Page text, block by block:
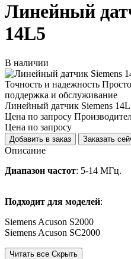
Линейный
14L5
В наличии
Точность и надежность
поддержка и обслуживание
Линейный датчик Siemens
Цена по запросу
Цена по запросу
Добавить в заказ Заказать
Описание
Диапазон частот: 5-14 МГц.
Подходит для моделей:
Siemens Acuson S2000
Siemens Acuson SC2000
Читать все Скрыть